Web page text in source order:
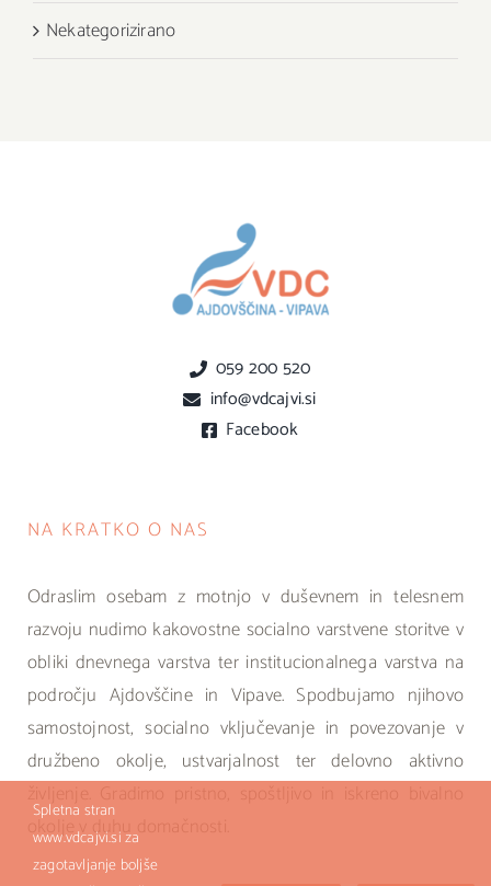
Nekategorizirano
059 200 520
info@vdcajvi.si
Facebook
NA KRATKO O NAS
Odraslim osebam z motnjo v duševnem in telesnem
razvoju nudimo kakovostne socialno varstvene storitve v
obliki dnevnega varstva ter institucionalnega varstva na
področju Ajdovščine in Vipave. Spodbujamo njihovo
samostojnost, socialno vključevanje in povezovanje v
družbeno okolje, ustvarjalnost ter delovno aktivno
okolje v duhu domačnosti.
Spletna stran
www.vdcajvi.si za
zagotavljanje boljše